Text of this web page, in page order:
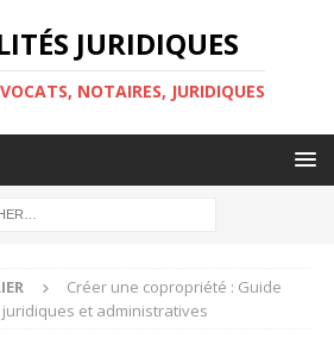
JURIDIQUES
NOTAIRES, JURIDIQUES
Créer une copropriété : Guide
et administratives